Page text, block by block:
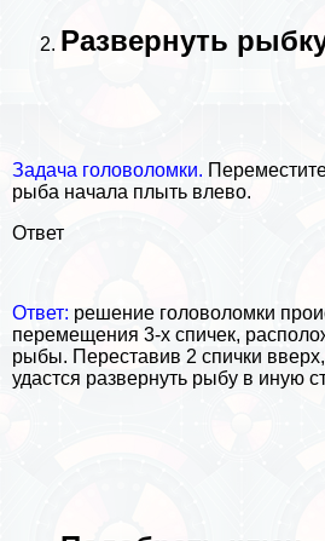
Развернуть
Задача головоломки.
рыба начала плыть влево.
Ответ
Ответ: решение головоломки
перемещения 3-х спичек,
рыбы. Переставив 2 спички
удастся развернуть рыбу в иную